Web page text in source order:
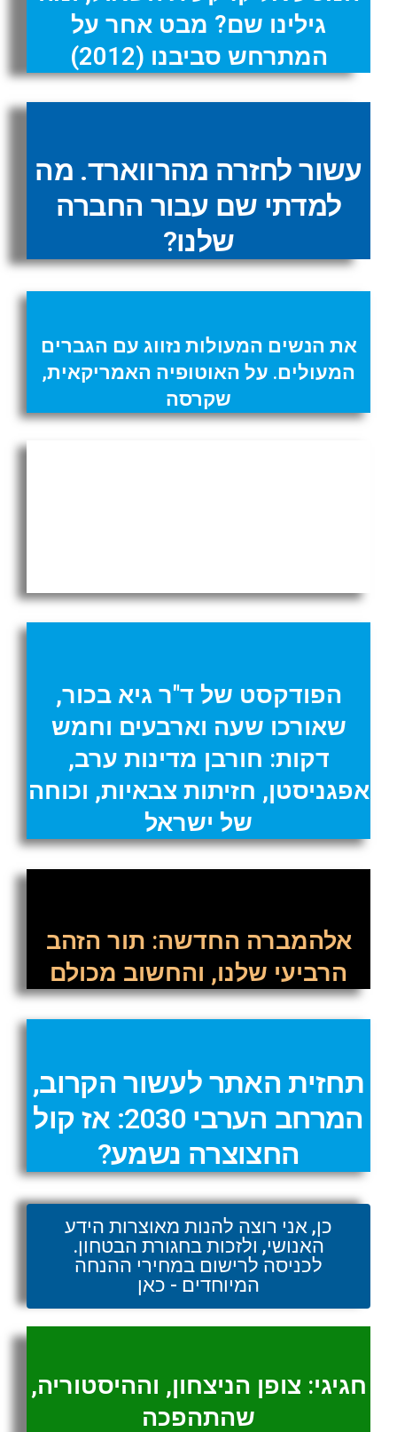
גילינו שם? מבט אחר על
המתרחש סביבנו (2012)
עשור לחזרה מהרווארד. מה
למדתי שם עבור החברה
שלנו?
את הנשים המעולות נזווג עם הגברים
המעולים. על האוטופיה האמריקאית,
שקרסה
הפודקסט של ד"ר גיא בכור,
שאורכו שעה וארבעים וחמש
דקות: חורבן מדינות ערב,
אפגניסטן, חזיתות צבאיות, וכוחה
של ישראל
אלהמברה החדשה: תור הזהב
הרביעי שלנו, והחשוב מכולם
תחזית האתר לעשור הקרוב,
המרחב הערבי 2030: אז קול
החצוצרה נשמע?
כן, אני רוצה להנות מאוצרות הידע
האנושי, ולזכות בחגורת הבטחון.
לכניסה לרישום במחירי ההנחה
המיוחדים - כאן
חגיגי: צופן הניצחון, וההיסטוריה,
שהתהפכה